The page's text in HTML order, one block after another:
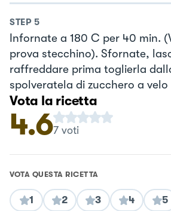
STEP 5
Infornate a 180 C per 40 min.
prova stecchino). Sfornate,
raffreddare prima toglierla
spolveratela di zucchero a velo
Vota la ricetta
4.67voti
VOTA QUESTA RICETTA
1 2 3 4 5